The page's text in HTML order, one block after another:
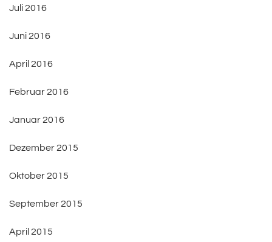
Juli 2016
Juni 2016
April 2016
Februar 2016
Januar 2016
Dezember 2015
Oktober 2015
September 2015
April 2015